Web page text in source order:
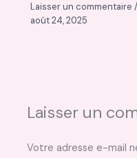
Laisser un commentaire
août 24, 2025
Laisser un
Votre adresse e-mail